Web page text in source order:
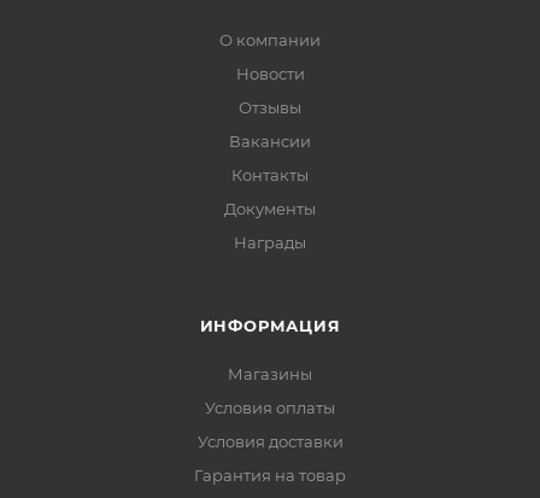
О компании
Новости
Отзывы
Вакансии
Контакты
Документы
Награды
ИНФОРМАЦИЯ
Магазины
Условия оплаты
Условия доставки
Гарантия на товар